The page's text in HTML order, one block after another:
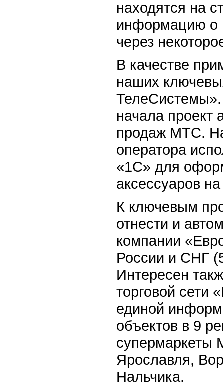
находятся на
информацию о
через
В качестве
наших
начала проект
продаж МТС.
оператора
«1С» для
аксессуаров
К ключевым
отнести и
компании
России и СНГ
Интересен
торговой сети
единой
объектов в 9
супермаркеты
Ярославля,
Нальчика.